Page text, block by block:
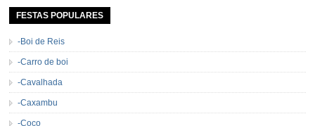
de […]
FESTAS POPULARES
-Boi de Reis
-Carro de boi
-Cavalhada
-Caxambu
-Coco